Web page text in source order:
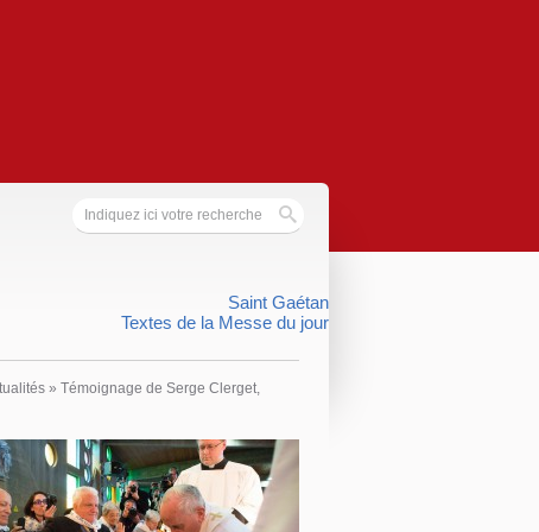
Saint Gaétan
Textes de la Messe du jour
» Témoignage de Serge Clerget,